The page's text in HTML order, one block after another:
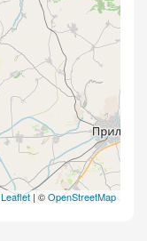
Leaflet | ©OpenStreetMap